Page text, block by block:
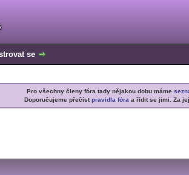
se
Pro všechny členy fóra tady nějakou dobu máme
Doporučujeme přečístpravidla fóra a řídit se jimi. Za